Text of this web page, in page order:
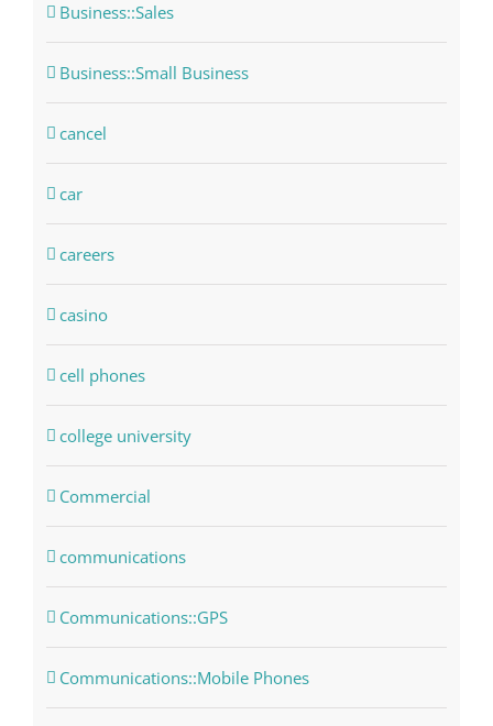
Business::Sales
Business::Small Business
cancel
car
careers
casino
cell phones
college university
Commercial
communications
Communications::GPS
Communications::Mobile Phones